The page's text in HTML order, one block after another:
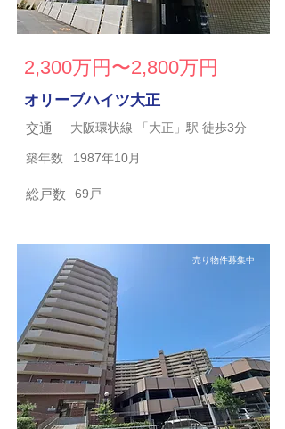
2,300万円〜2,800万円
オリーブハイツ大正
交通 大阪環状線 「大正」駅 徒歩3分
築年数 1987年10月
総戸数 69戸
売り物件募集中